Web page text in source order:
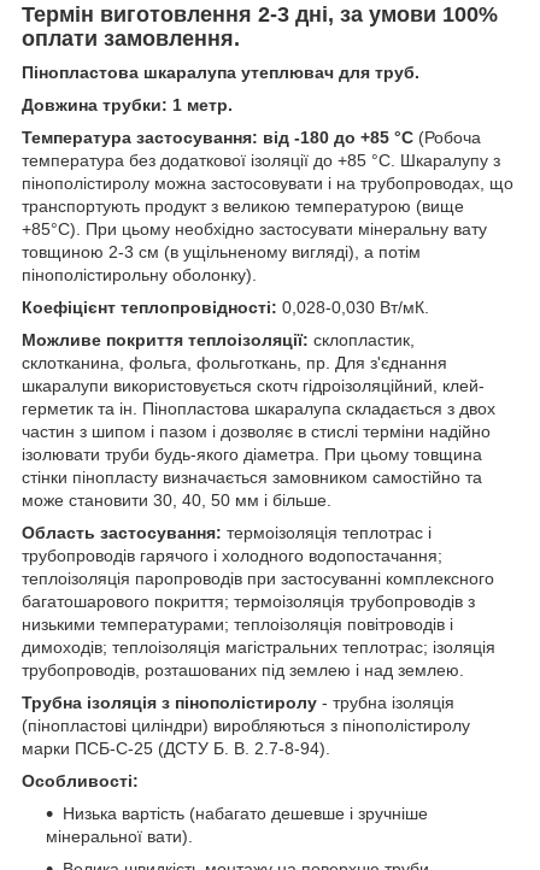
Термін виготовлення 2-3 дні, за умови 100%
оплати замовлення.
Пінопластова шкаралупа утеплювач для труб.
Довжина трубки: 1 метр.
Температура застосування: від -180 до +85 °С (Робоча
температура без додаткової ізоляції до +85 °С. Шкаралупу з
пінополістиролу можна застосовувати і на трубопроводах, що
транспортують продукт з великою температурою (вище
+85°С). При цьому необхідно застосувати мінеральну вату
товщиною 2-3 см (в ущільненому вигляді), а потім
пінополістирольну оболонку).
Коефіцієнт теплопровідності: 0,028-0,030 Вт/мК.
Можливе покриття теплоізоляції: склопластик,
склотканина, фольга, фольготкань, пр. Для з'єднання
шкаралупи використовується скотч гідроізоляційний, клей-
герметик та ін. Пінопластова шкаралупа складається з двох
частин з шипом і пазом і дозволяє в стислі терміни надійно
ізолювати труби будь-якого діаметра. При цьому товщина
стінки пінопласту визначається замовником самостійно та
може становити 30, 40, 50 мм і більше.
Область застосування: термоізоляція теплотрас і
трубопроводів гарячого і холодного водопостачання;
теплоізоляція паропроводів при застосуванні комплексного
багатошарового покриття; термоізоляція трубопроводів з
низькими температурами; теплоізоляція повітроводів і
димоходів; теплоізоляція магістральних теплотрас; ізоляція
трубопроводів, розташованих під землею і над землею.
Трубна ізоляція з пінополістиролу - трубна ізоляція
(пінопластові циліндри) виробляються з пінополістиролу
марки ПСБ-С-25 (ДСТУ Б. В. 2.7-8-94).
Особливості:
Низька вартість (набагато дешевше і зручніше
мінеральної вати).